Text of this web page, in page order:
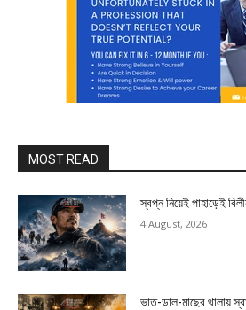
MOST READ
স্বপ্ন নিয়েই পাহাড়েই
4 August, 2026
ভাত-ডাল-মাছের থালায়